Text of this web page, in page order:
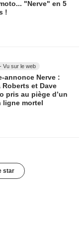
"Nerve" en 5
!
Vu sur le web
annonce Nerve :
Roberts et Dave
pris au piège d’un
ligne mortel
star